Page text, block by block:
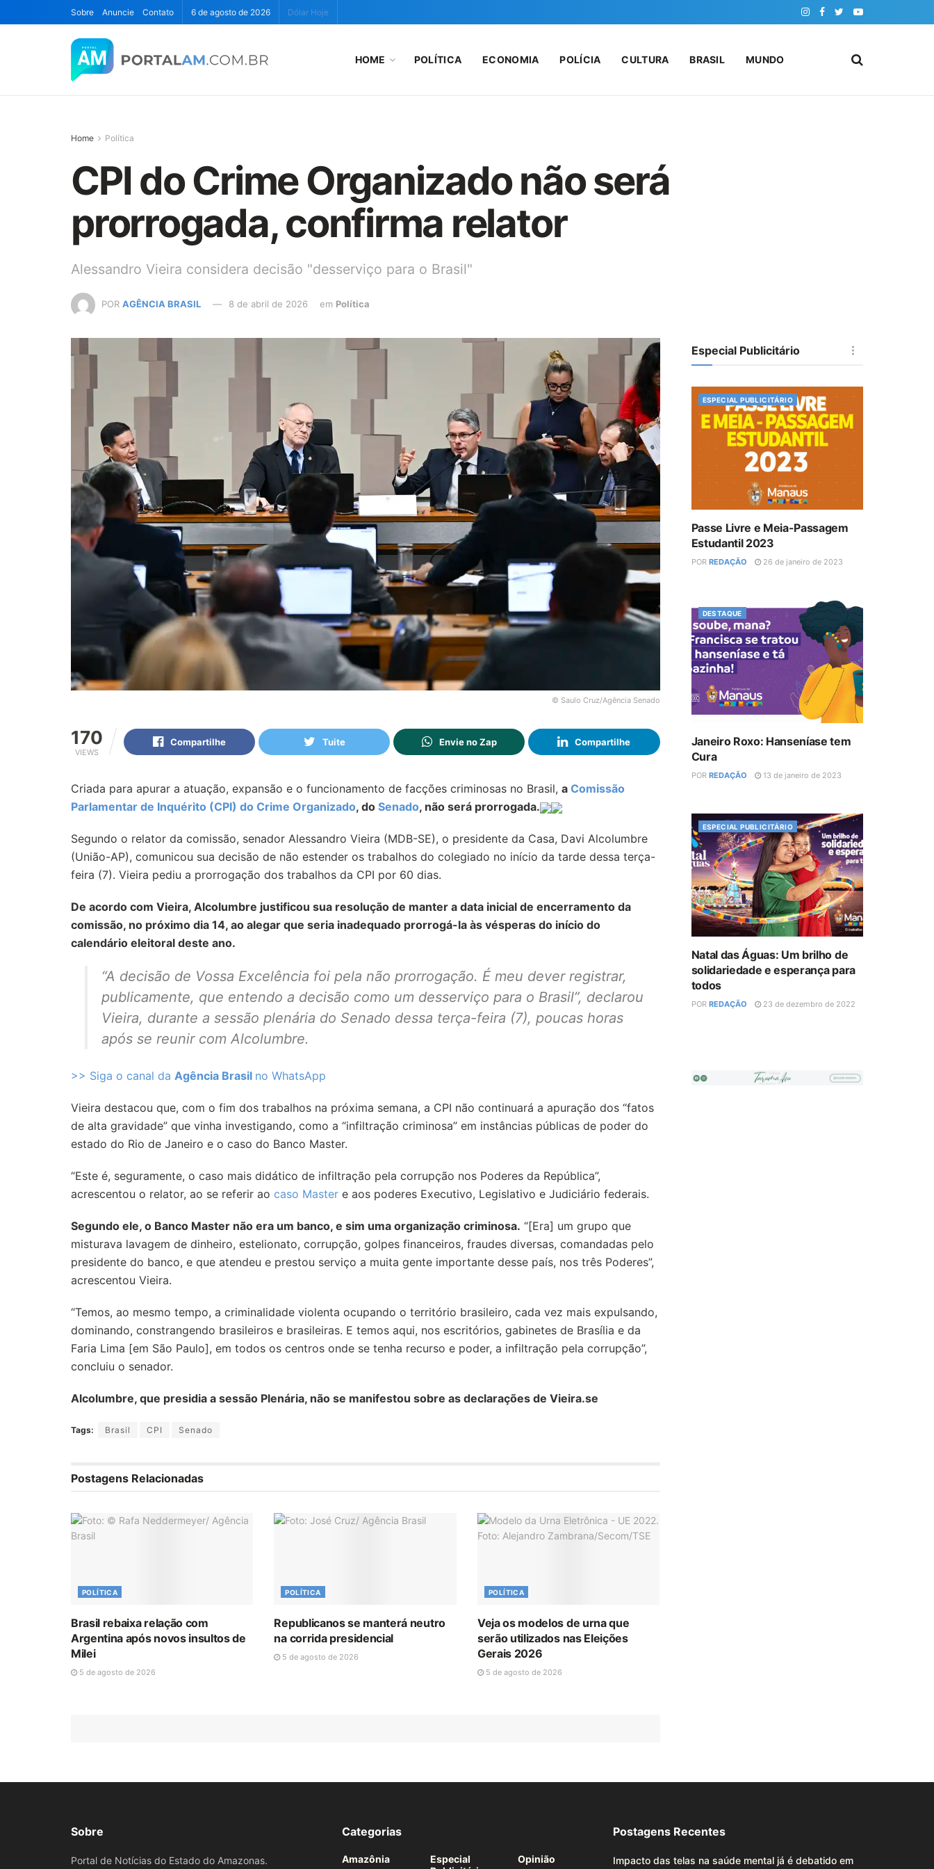
Sobre Anuncie Contato 6 de agosto de 2026 Dólar Hoje
HOME POLÍTICA ECONOMIA POLÍCIA CULTURA BRASIL MUNDO
Home Política
CPI do Crime Organizado não será
prorrogada, confirma relator
Alessandro Vieira considera decisão "desserviço para o Brasil"
POR AGÊNCIA BRASIL 8 de abril de 2026 em Política
© Saulo Cruz/Agência Senado
170
VIEWS
Compartilhe Tuite Envie no Zap Compartilhe
Criada para apurar a atuação, expansão e o funcionamento de facções criminosas no Brasil, a Comissão
Parlamentar de Inquérito (CPI) do Crime Organizado, do Senado, não será prorrogada.
Segundo o relator da comissão, senador Alessandro Vieira (MDB-SE), o presidente da Casa, Davi Alcolumbre
(União-AP), comunicou sua decisão de não estender os trabalhos do colegiado no início da tarde dessa terça-
feira (7). Vieira pediu a prorrogação dos trabalhos da CPI por 60 dias.
De acordo com Vieira, Alcolumbre justificou sua resolução de manter a data inicial de encerramento da
comissão, no próximo dia 14, ao alegar que seria inadequado prorrogá-la às vésperas do início do
calendário eleitoral deste ano.
“A decisão de Vossa Excelência foi pela não prorrogação. É meu dever registrar,
publicamente, que entendo a decisão como um desserviço para o Brasil”, declarou
Vieira, durante a sessão plenária do Senado dessa terça-feira (7), poucas horas
após se reunir com Alcolumbre.
>> Siga o canal da Agência Brasil no WhatsApp
Vieira destacou que, com o fim dos trabalhos na próxima semana, a CPI não continuará a apuração dos “fatos
de alta gravidade” que vinha investigando, como a “infiltração criminosa” em instâncias públicas de poder do
estado do Rio de Janeiro e o caso do Banco Master.
“Este é, seguramente, o caso mais didático de infiltração pela corrupção nos Poderes da República”,
acrescentou o relator, ao se referir ao caso Master e aos poderes Executivo, Legislativo e Judiciário federais.
Segundo ele, o Banco Master não era um banco, e sim uma organização criminosa. “[Era] um grupo que
misturava lavagem de dinheiro, estelionato, corrupção, golpes financeiros, fraudes diversas, comandadas pelo
presidente do banco, e que atendeu e prestou serviço a muita gente importante desse país, nos três Poderes”,
acrescentou Vieira.
“Temos, ao mesmo tempo, a criminalidade violenta ocupando o território brasileiro, cada vez mais expulsando,
dominando, constrangendo brasileiros e brasileiras. E temos aqui, nos escritórios, gabinetes de Brasília e da
Faria Lima [em São Paulo], em todos os centros onde se tenha recurso e poder, a infiltração pela corrupção”,
concluiu o senador.
Alcolumbre, que presidia a sessão Plenária, não se manifestou sobre as declarações de Vieira.se
Tags: Brasil CPI Senado
Postagens Relacionadas
POLÍTICA
Brasil rebaixa relação com
Argentina após novos insultos de
Milei
5 de agosto de 2026
POLÍTICA
Republicanos se manterá neutro
na corrida presidencial
5 de agosto de 2026
POLÍTICA
Veja os modelos de urna que
serão utilizados nas Eleições
Gerais 2026
5 de agosto de 2026
Especial Publicitário
ESPECIAL PUBLICITÁRIO
Passe Livre e Meia-Passagem
Estudantil 2023
POR REDAÇÃO 26 de janeiro de 2023
DESTAQUE
Janeiro Roxo: Hanseníase tem
Cura
POR REDAÇÃO 13 de janeiro de 2023
ESPECIAL PUBLICITÁRIO
Natal das Águas: Um brilho de
solidariedade e esperança para
todos
POR REDAÇÃO 23 de dezembro de 2022
Sobre
Portal de Notícias do Estado do Amazonas.
Categorias
Amazônia
Especial
Opinião
Postagens Recentes
Impacto das telas na saúde mental já é debatido em